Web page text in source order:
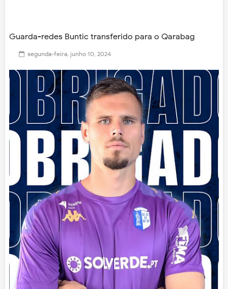
Guarda-redes Buntic transferido para o Qarabag
segunda-feira, junho 10, 2024